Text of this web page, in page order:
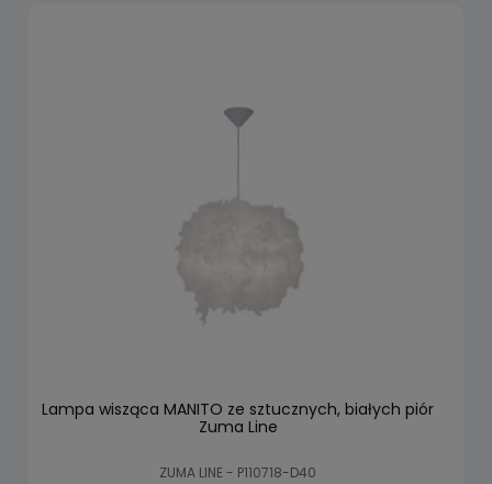
Lampa wisząca MANITO ze sztucznych, białych piór
Zuma Line
ZUMA LINE - P110718-D40